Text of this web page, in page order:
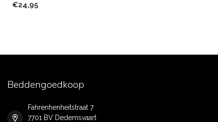
€24,95
Beddengoedkoop
Fahrenhenheitstraat 7
7701 BV Dedemsvaart